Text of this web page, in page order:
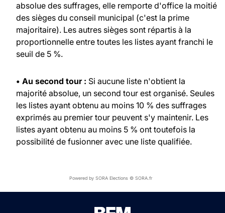
absolue des suffrages, elle remporte d'office la moitié
des sièges du conseil municipal (c'est la prime
majoritaire). Les autres sièges sont répartis à la
proportionnelle entre toutes les listes ayant franchi le
seuil de 5 %.
• Au second tour : Si aucune liste n'obtient la
majorité absolue, un second tour est organisé. Seules
les listes ayant obtenu au moins 10 % des suffrages
exprimés au premier tour peuvent s'y maintenir. Les
listes ayant obtenu au moins 5 % ont toutefois la
possibilité de fusionner avec une liste qualifiée.
Powered by SORA Elections © SORA.fr